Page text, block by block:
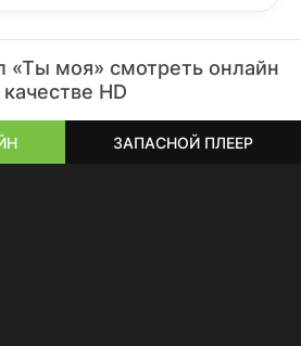
«Ты моя» смотреть онлайн
качестве HD
ЗАПАСНОЙ ПЛЕЕР